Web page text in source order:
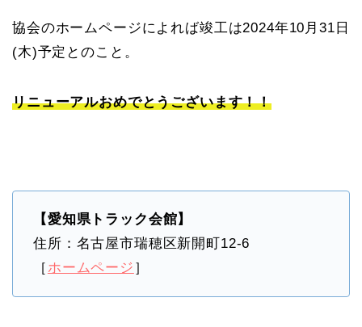
協会のホームページによれば竣工は2024年10月31日
(木)予定とのこと。
リニューアルおめでとうございます！！
【愛知県トラック会館】
住所：名古屋市瑞穂区新開町12-6
［ ホームページ ］